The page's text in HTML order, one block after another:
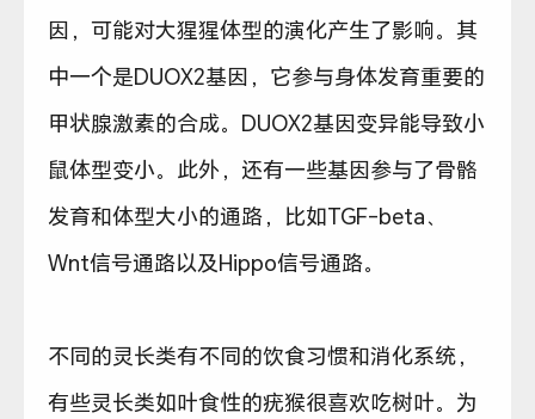
因，可能对大猩猩体型的演化产生了影响。其
中一个是DUOX2基因，它参与身体发育重要的
甲状腺激素的合成。DUOX2基因变异能导致小
鼠体型变小。此外，还有一些基因参与了骨骼
发育和体型大小的通路，比如TGF-beta、
Wnt信号通路以及Hippo信号通路。
不同的灵长类有不同的饮食习惯和消化系统，
有些灵长类如叶食性的疣猴很喜欢吃树叶。为